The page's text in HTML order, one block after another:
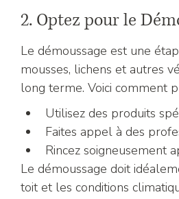
2. Optez pour le
Le démoussage est une
mousses, lichens et autres
long terme. Voici comment
Utilisez des produits
Faites appel à des
Rincez soigneusement
Le démoussage doit
toit et les conditions